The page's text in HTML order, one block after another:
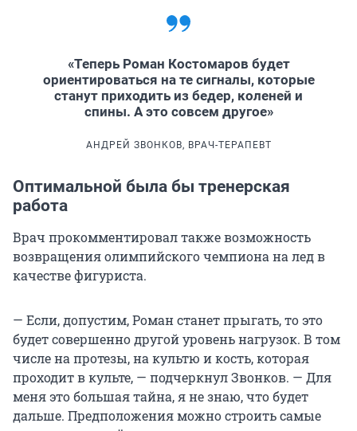
«Теперь Роман Костомаров будет
ориентироваться на те сигналы, которые
станут приходить из бедер, коленей и
спины. А это совсем другое»
АНДРЕЙ ЗВОНКОВ, ВРАЧ-ТЕРАПЕВТ
Оптимальной была бы тренерская
работа
Врач прокомментировал также возможность
возвращения олимпийского чемпиона на лед в
качестве фигуриста.
— Если, допустим, Роман станет прыгать, то это
будет совершенно другой уровень нагрузок. В том
числе на протезы, на культю и кость, которая
проходит в культе, — подчеркнул Звонков. — Для
меня это большая тайна, я не знаю, что будет
дальше. Предположения можно строить самые